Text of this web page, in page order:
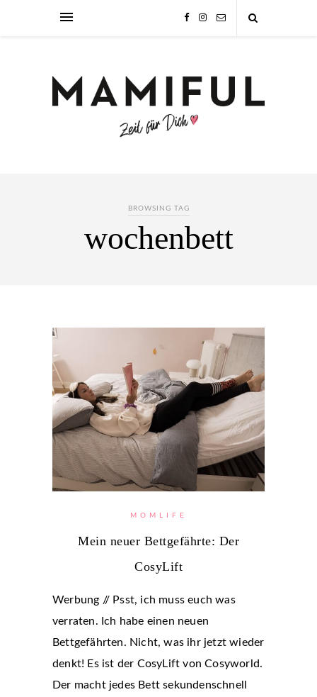
BROWSING TAG
wochenbett
MOMLIFE
Mein neuer Bettgefährte: Der
CosyLift
Werbung // Psst, ich muss euch was
verraten. Ich habe einen neuen
Bettgefährten. Nicht, was ihr jetzt wieder
denkt! Es ist der CosyLift von Cosyworld.
Der macht jedes Bett sekundenschnell